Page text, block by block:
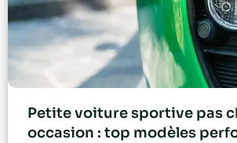
Petite voiture sportive pas
occasion : top modèles